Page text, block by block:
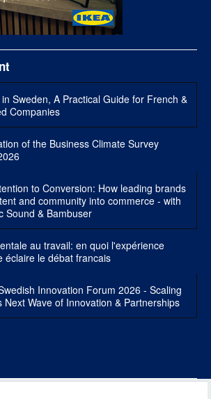
Sweden, A Practical Guide for French &
Companies
of the Business Climate Survey
to Conversion: How leading brands
and community into commerce - with
Sound & Bambuser
au travail: en quoi l'expérience
éclaire le débat francais
Innovation Forum 2026 - Scaling
Next Wave of Innovation & Partnerships